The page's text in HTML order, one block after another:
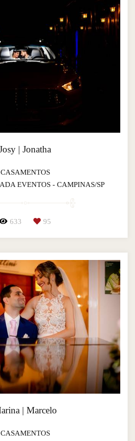
| Jonatha
CASAMENTOS
EVENTOS - CAMPINAS/SP
633 95
| Marcelo
CASAMENTOS